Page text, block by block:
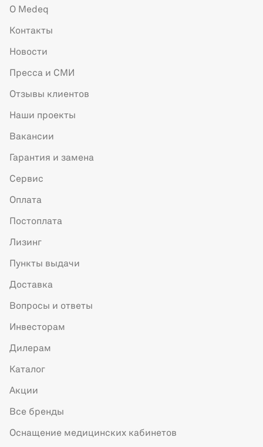
О Medeq
Контакты
Новости
Пресса и СМИ
Отзывы клиентов
Наши проекты
Вакансии
Гарантия и замена
Сервис
Оплата
Постоплата
Лизинг
Пункты выдачи
Доставка
Вопросы и ответы
Инвесторам
Дилерам
Каталог
Акции
Все бренды
Оснащение медицинских кабинетов